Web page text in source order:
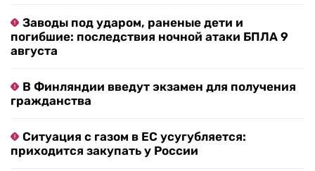
Заводы под ударом, раненые дети и
погибшие: последствия ночной атаки БПЛА 9
августа
В Финляндии введут экзамен для получения
гражданства
Ситуация с газом в ЕС усугубляется:
приходится закупать у России